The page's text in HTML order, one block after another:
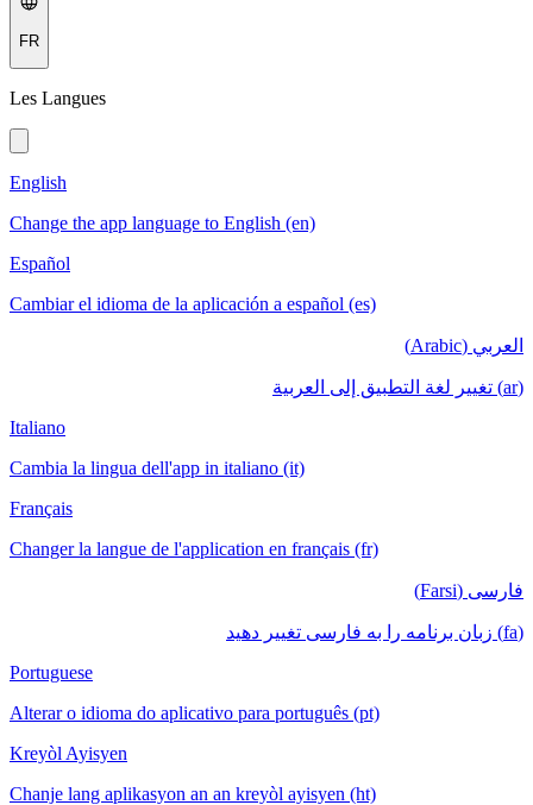
FR
Les Langues
English
Change the app language to English (en)
Español
Cambiar el idioma de la aplicación a español (es)
العربي (Arabic)
(ar) تغيير لغة التطبيق إلى العربية
Italiano
Cambia la lingua dell'app in italiano (it)
Français
Changer la langue de l'application en français (fr)
فارسی (Farsi)
(fa) زبان برنامه را به فارسی تغییر دهید
Portuguese
Alterar o idioma do aplicativo para português (pt)
Kreyòl Ayisyen
Chanje lang aplikasyon an an kreyòl ayisyen (ht)